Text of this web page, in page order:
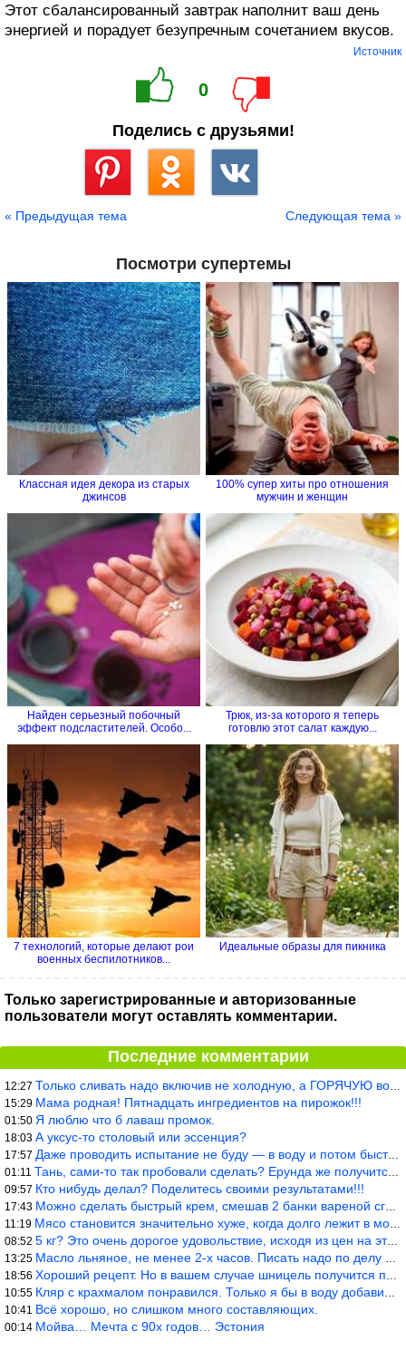
Этот сбалансированный завтрак наполнит ваш день
энергией и порадует безупречным сочетанием вкусов.
Источник
0
Поделись с друзьями!
« Предыдущая тема Следующая тема »
Посмотри супертемы
Классная идея декора из старых
джинсов
100% супер хиты про отношения
мужчин и женщин
Найден серьезный побочный
эффект подсластителей. Особо...
Трюк, из-за которого я теперь
готовлю этот салат каждую...
7 технологий, которые делают рои
военных беспилотников...
Идеальные образы для пикника
Только зарегистрированные и авторизованные
пользователи могут оставлять комментарии.
Последние комментарии
12:27 Только сливать надо включив не холодную, а ГОРЯЧУЮ воду. Трубы в
15:29 Мама родная! Пятнадцать ингредиентов на пирожок!!!
01:50 Я люблю что б лаваш промок.
18:03 А уксус-то столовый или эссенция?
17:57 Даже проводить испытание не буду — в воду и потом быстро в раска
01:11 Тань, сами-то так пробовали сделать? Ерунда же получится. Нет, с
09:57 Кто нибудь делал? Поделитесь своими результатами!!!
17:43 Можно сделать быстрый крем, смешав 2 банки вареной сгущенки со с
11:19 Мясо становится значительно хуже, когда долго лежит в морозилке
08:52 5 кг? Это очень дорогое удовольствие, исходя из цен на эту ягоду
13:25 Масло льняное, не менее 2-х часов. Писать надо по делу и подробн
18:56 Хороший рецепт. Но в вашем случае шницель получится парено-варен
10:55 Кляр с крахмалом понравился. Только я бы в воду добавил бы молок
10:41 Всё хорошо, но слишком много составляющих.
00:14 Мойва… Мечта с 90х годов… Эстония